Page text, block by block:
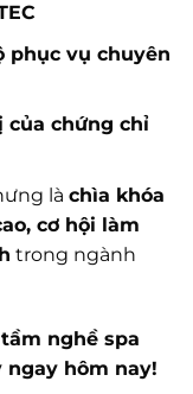
phục vụ chuyên
của chứng chỉ
là chìa khóa
cơ hội làm
trong ngành
nghề spa
ngay hôm nay!